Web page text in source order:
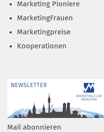
Marketing Pioniere
MarketingFrauen
Marketingpreise
Kooperationen
Mail abonnieren